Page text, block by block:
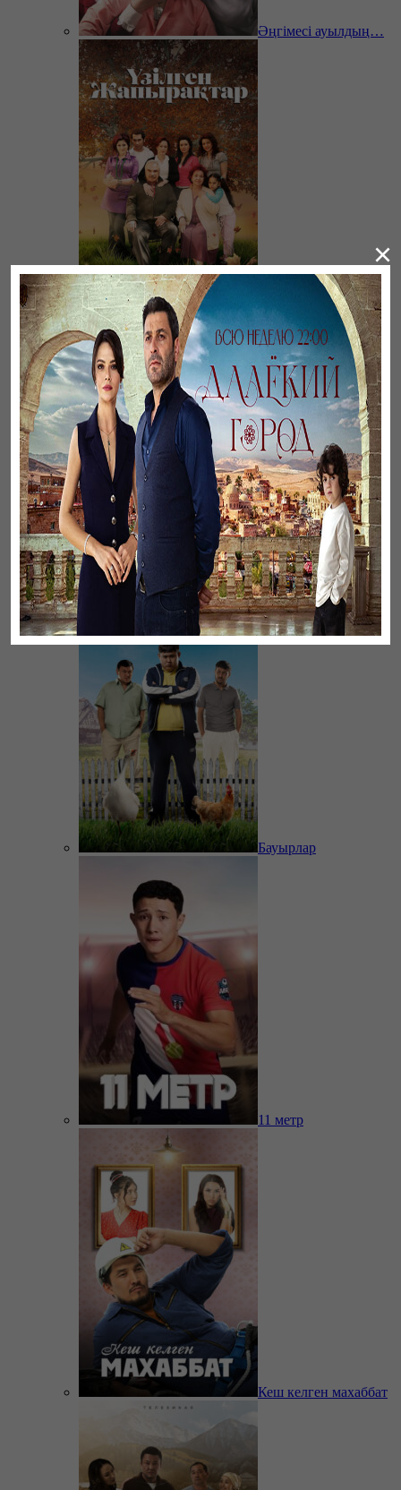
Әңгімесі ауылдың…
Үзілген жапырақтар
Үнсіз жүрек
Бауырлар
11 метр
Кеш келген махаббат
×